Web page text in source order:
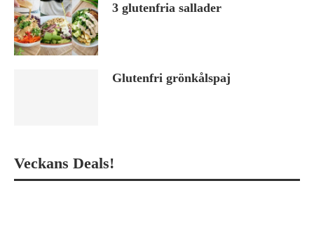
3 glutenfria sallader
Glutenfri grönkålspaj
Veckans Deals!